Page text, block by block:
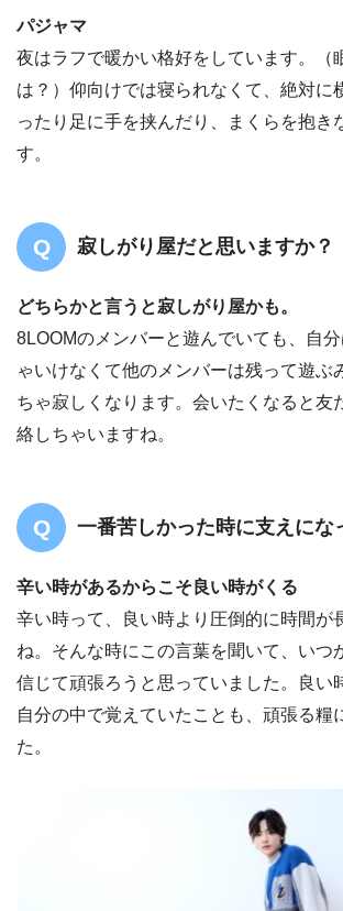
パジャマ
夜はラフで暖かい格好をしています。（
は？）仰向けでは寝られなくて、絶対に
ったり足に手を挟んだり、まくらを抱き
す。
寂しがり屋だと思いますか？
どちらかと言うと寂しがり屋かも。
8LOOMのメンバーと遊んでいても、自
ゃいけなくて他のメンバーは残って遊ぶ
ちゃ寂しくなります。会いたくなると友
絡しちゃいますね。
一番苦しかった時に支えにな
辛い時があるからこそ良い時がくる
辛い時って、良い時より圧倒的に時間が
ね。そんな時にこの言葉を聞いて、いつ
信じて頑張ろうと思っていました。良い
自分の中で覚えていたことも、頑張る糧
た。